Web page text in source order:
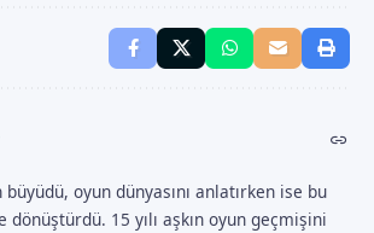
oyun dünyasını anlatırken ise bu
15 yılı aşkın oyun geçmişini